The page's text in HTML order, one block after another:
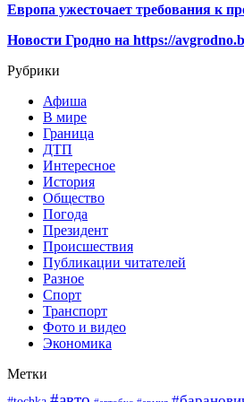
Европа ужесточает требования к
Новости Гродно на https://
Рубрики
Афиша
В мире
Граница
ДТП
Интересное
История
Общество
Погода
Президент
Происшествия
Публикации читателей
Разное
Спорт
Транспорт
Фото и видео
Экономика
Метки